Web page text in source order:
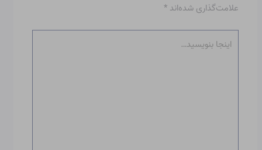
علامت‌گذاری شده‌اند*
بنویسید…